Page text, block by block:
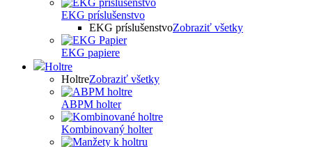
EKG príslušenstvo
EKG príslušenstvoZobraziť všetky
EKG papiere
Holtre
HoltreZobraziť všetky
ABPM holter
Kombinovaný holter